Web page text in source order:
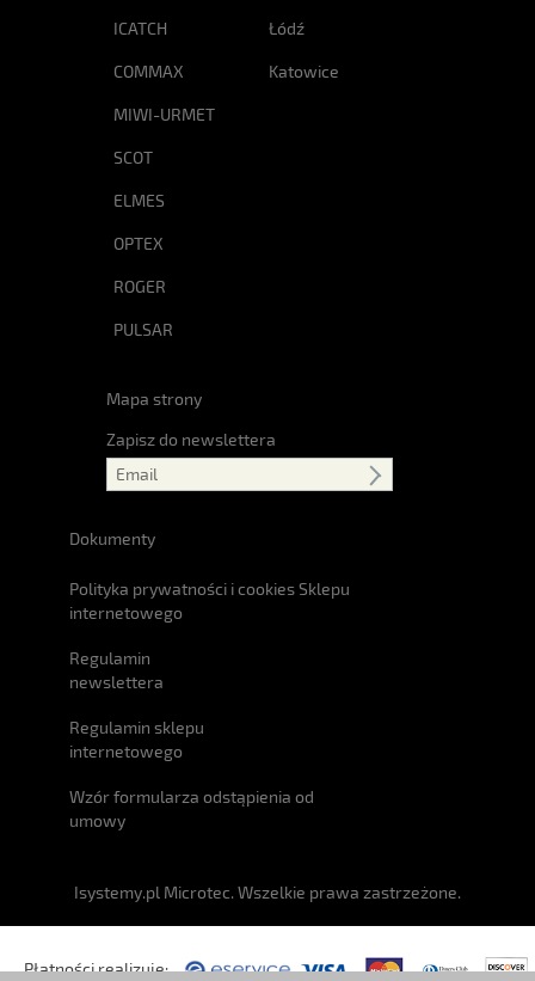
ICATCH
COMMAX
MIWI-URMET
SCOT
ELMES
OPTEX
ROGER
PULSAR
Łódź
Katowice
Mapa strony
Zapisz do newslettera
Dokumenty
Polityka prywatności i cookies Sklepu
internetowego
Regulamin
newslettera
Regulamin sklepu
internetowego
Wzór formularza odstąpienia od
umowy
Isystemy.pl Microtec. Wszelkie prawa zastrzeżone.
Płatności realizuje: